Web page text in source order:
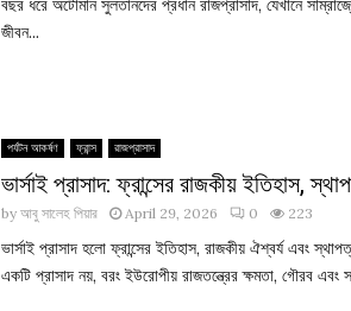
বছর ধরে অটোমান সুলতানদের প্রধান রাজপ্রাসাদ, যেখানে
জীবন...
পর্যটন আকর্ষণ ফ্রান্স রাজপ্রাসাদ
ভার্সাই প্রাসাদ: ফ্রান্সের রাজকীয় ইতিহাস,
byআবু সালেহ পিয়ার April 29, 2026 0 223
ভার্সাই প্রাসাদ হলো ফ্রান্সের ইতিহাস, রাজকীয় ঐশ্বর্য এবং
একটি প্রাসাদ নয়, বরং ইউরোপীয় রাজতন্ত্রের ক্ষমতা, গৌরব এবং